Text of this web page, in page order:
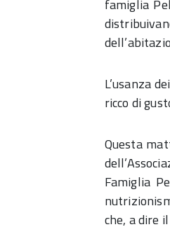
famiglia
L’usanza
ricco di
Questa
Famiglia
che, a dire